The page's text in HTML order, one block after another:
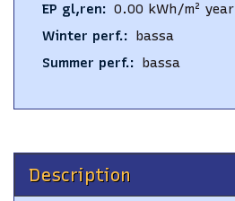
EP gl,ren: 0.00 kWh/m² year
Winter perf.: bassa
Summer perf.: bassa
Description